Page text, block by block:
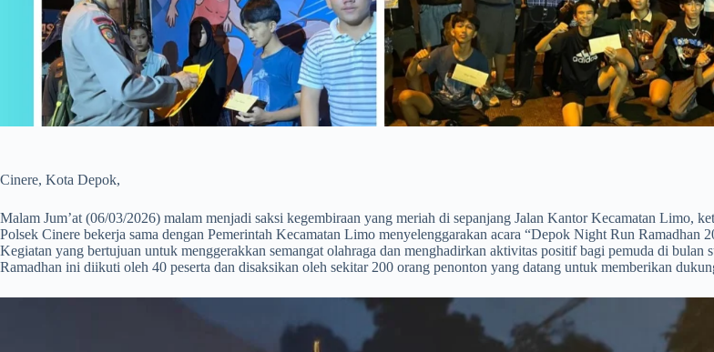
Cinere, Kota Depok,
Malam Jum’at (06/03/2026) malam menjadi saksi kegembiraan yang meriah di sepanjang Jalan Kantor Kecamatan Limo,
Polsek Cinere bekerja sama dengan Pemerintah Kecamatan Limo menyelenggarakan acara “Depok Night Run Ramadhan
Kegiatan yang bertujuan untuk menggerakkan semangat olahraga dan menghadirkan aktivitas positif bagi pemuda di bulan
Ramadhan ini diikuti oleh 40 peserta dan disaksikan oleh sekitar 200 orang penonton yang datang untuk memberikan